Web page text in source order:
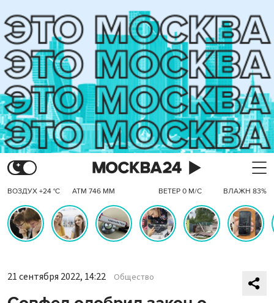
ВОЗДУХ +24 °C АТМ 746 ММ ВЕТЕР 0 М/С ВЛАЖН 83%
21 сентября 2022, 14:22 Общество